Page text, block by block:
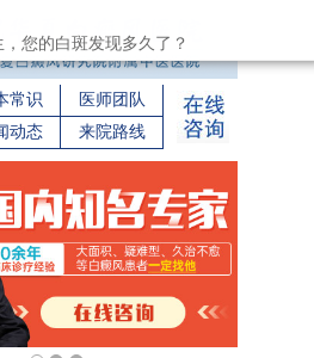
常识
医师团队
动态 来院路线
您的白斑发现多久了？